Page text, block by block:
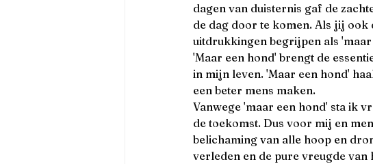
dagen van duisternis gaf de
de dag door te komen. Als jij
uitdrukkingen begrijpen als
'Maar een hond' brengt de
in mijn leven. 'Maar een hond'
een beter mens maken.
Vanwege 'maar een hond' sta ik
de toekomst. Dus voor mij en
belichaming van alle hoop en
verleden en de pure vreugde van